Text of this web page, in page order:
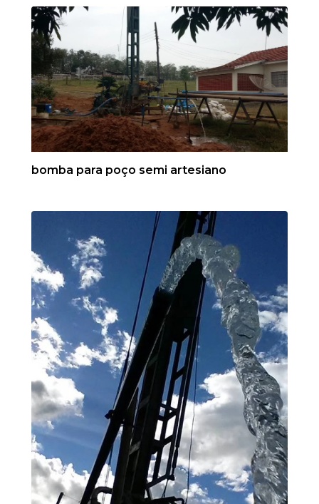
bomba para poço semi artesiano